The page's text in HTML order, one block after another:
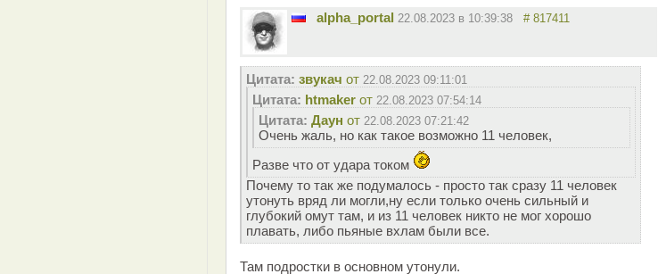
alpha_portal 22.08.2023 в 10:39:38 # 817411
Цитата: звукач от 22.08.2023 09:11:01
Цитата: htmaker от 22.08.2023 07:54:14
Цитата: Даун от 22.08.2023 07:21:42
Очень жаль, но как такое возможно 11 человек,
Разве что от удара током
Почему то так же подумалось - просто так сразу 11 человек
утонуть вряд ли могли,ну если только очень сильный и
глубокий омут там, и из 11 человек никто не мог хорошо
плавать, либо пьяные вхлам были все.
Там подростки в основном утонули.